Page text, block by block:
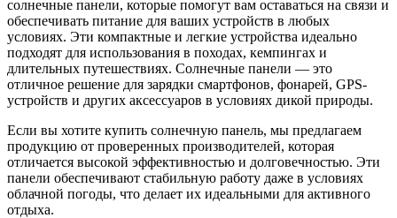
солнечные панели, которые помогут вам оставаться на связи и
обеспечивать питание для ваших устройств в любых
условиях. Эти компактные и легкие устройства идеально
подходят для использования в походах, кемпингах и
длительных путешествиях. Солнечные панели — это
отличное решение для зарядки смартфонов, фонарей, GPS-
устройств и других аксессуаров в условиях дикой природы.
Если вы хотите купить солнечную панель, мы предлагаем
продукцию от проверенных производителей, которая
отличается высокой эффективностью и долговечностью. Эти
панели обеспечивают стабильную работу даже в условиях
облачной погоды, что делает их идеальными для активного
отдыха.